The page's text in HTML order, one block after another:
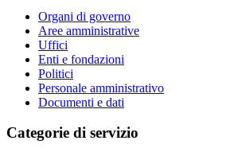
Organi di governo
Aree amministrative
Uffici
Enti e fondazioni
Politici
Personale amministrativo
Documenti e dati
Categorie di servizio